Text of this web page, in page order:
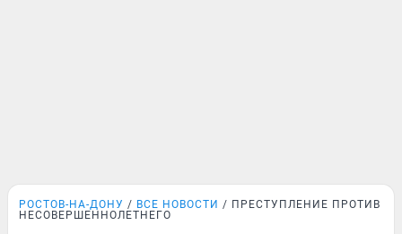
РОСТОВ-НА-ДОНУ ВСЕ НОВОСТИ
ПРЕСТУПЛЕНИЕ ПРОТИВ
НЕСОВЕРШЕННОЛЕТНЕГО